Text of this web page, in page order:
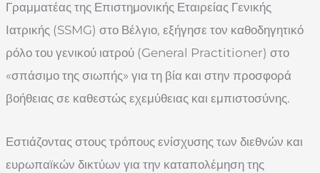
Γραμματέας της Επιστημονικής Εταιρείας Γενικής
Ιατρικής (SSMG) στο Βέλγιο, εξήγησε τον καθοδηγητικό
ρόλο του γενικού ιατρού (General Practitioner) στο
«σπάσιμο της σιωπής» για τη βία και στην προσφορά
βοήθειας σε καθεστώς εχεμύθειας και εμπιστοσύνης.
Εστιάζοντας στους τρόπους ενίσχυσης των διεθνών και
ευρωπαϊκών δικτύων για την καταπολέμηση της